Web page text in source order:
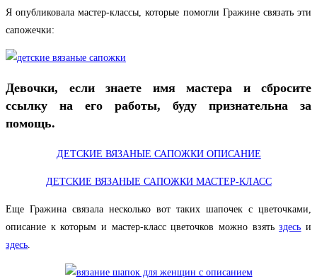
Я опубликовала мастер-классы, которые помогли Гражине связать эти
сапожечки:
Девочки, если знаете имя мастера и сбросите
ссылку на его работы, буду признательна за
помощь.
ДЕТСКИЕ ВЯЗАНЫЕ САПОЖКИ ОПИСАНИЕ
ДЕТСКИЕ ВЯЗАНЫЕ САПОЖКИ МАСТЕР-КЛАСС
Еще Гражина связала несколько вот таких шапочек с цветочками,
описание к которым и мастер-класс цветочков можно взятьздесь и
здесь.